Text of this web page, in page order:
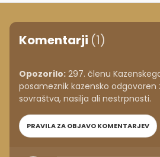
Komentarji (1)
Opozorilo: 297. členu
posameznik kazensko
sovraštva, nasilja ali nestrpnosti.
PRAVILA ZA OBJAVO KOMENTARJEV